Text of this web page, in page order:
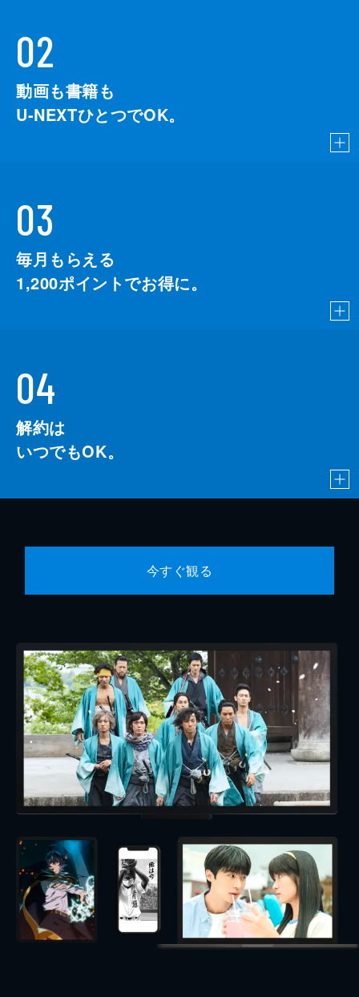
02
動画も書籍も
U-NEXTひとつでOK。
03
毎月もらえる
1,200ポイントでお得に。
04
解約は
いつでもOK。
今すぐ観る